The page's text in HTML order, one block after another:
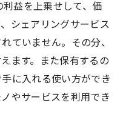
益を上乗せして、価
シェアリングサービス
ていません。その分、
ます。また保有するの
に入れる使い方ができ
やサービスを利用でき